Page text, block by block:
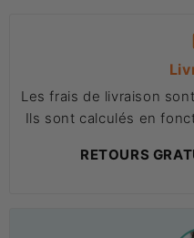
Les frais de livraison
Ils sont calculés en
RETOURS